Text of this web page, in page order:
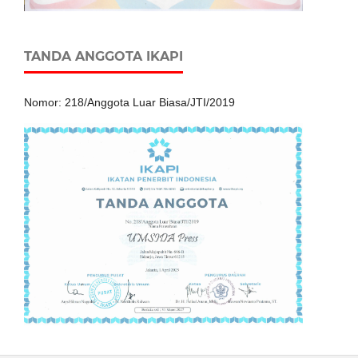
TANDA ANGGOTA IKAPI
Nomor: 218/Anggota Luar Biasa/JTI/2019